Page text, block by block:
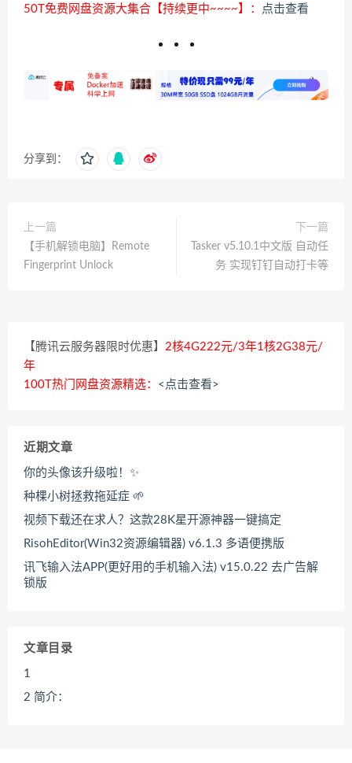
50T免费网盘资源大集合【持续更中~~~~】： 点击查看
分享到：
上一篇
【手机解锁电脑】Remote
Fingerprint Unlock
下一篇
Tasker v5.10.1中文版 自动任
务 实现钉钉自动打卡等
【腾讯云服务器限时优惠】 2核4G222元/3年1核2G38元/
年
100T热门网盘资源精选： <点击查看>
近期文章
你的头像该升级啦！✨
种棵小树拯救拖延症 🌱
视频下载还在求人？这款28K星开源神器一键搞定
RisohEditor(Win32资源编辑器) v6.1.3 多语便携版
讯飞输入法APP(更好用的手机输入法) v15.0.22 去广告解
锁版
文章目录
1
2 简介：